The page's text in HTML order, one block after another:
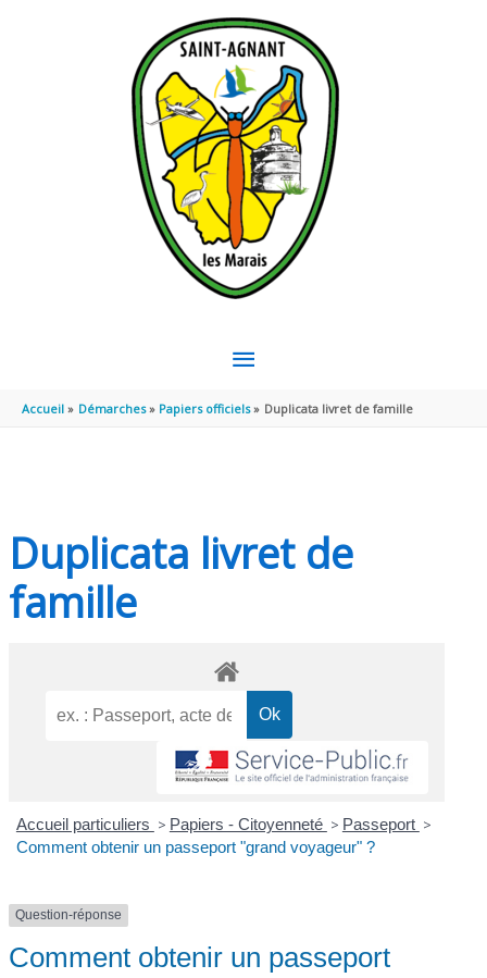
MENU
PRINCIPAL
Accueil Démarches Papiers officiels Duplicata livret de famille
Duplicata livret de
famille
Accueil particuliers > Papiers - Citoyenneté > Passeport >
Comment obtenir un passeport "grand voyageur" ?
Question-réponse
Comment obtenir un passeport